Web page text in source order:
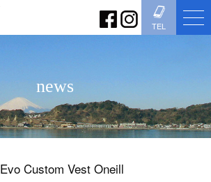
TEL
news
Evo Custom Vest Oneill